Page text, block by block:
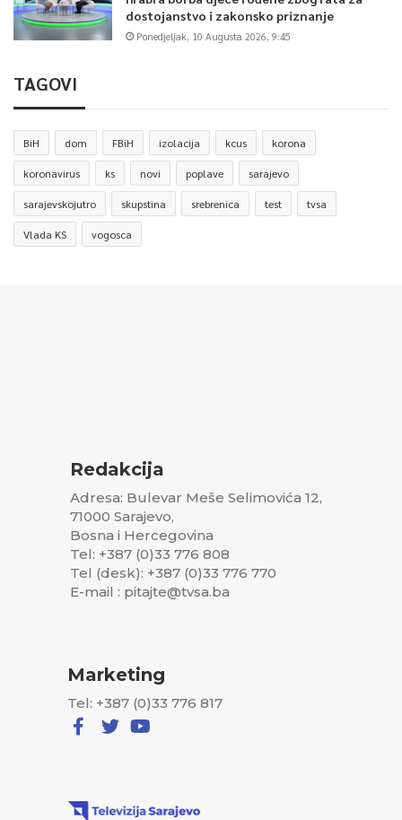
dostojanstvo i zakonsko priznanje
Ponedjeljak, 10 Augusta 2026, 9:45
TAGOVI
BiH dom FBiH izolacija kcus korona
koronavirus ks novi poplave sarajevo
sarajevskojutro skupstina srebrenica test tvsa
Vlada KS vogosca
Redakcija
Adresa: Bulevar Meše Selimovića 12,
71000 Sarajevo,
Bosna i Hercegovina
Tel: +387 (0)33 776 808
Tel (desk): +387 (0)33 776 770
E-mail : pitajte@tvsa.ba
Marketing
Tel: +387 (0)33 776 817